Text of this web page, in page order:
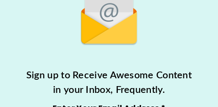
Sign up to Receive Awesome Content
in your Inbox, Frequently.